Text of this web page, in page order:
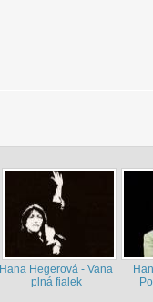
Hana Hegerová - Vana
plná fialek